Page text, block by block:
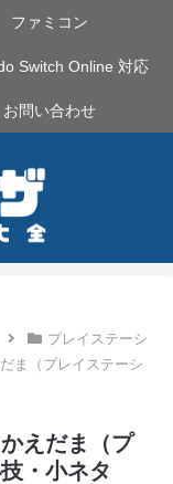
ファミコン
Switch Online 対応
お問い合わせ
プレイステーシ
ま（プレイステーシ
えだま（プ
・小ネタ